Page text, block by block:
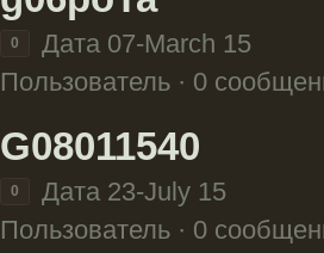
0
Дата 07-March 15
Пользователь · 0
G08011540
0
Дата 23-July 15
Пользователь · 0